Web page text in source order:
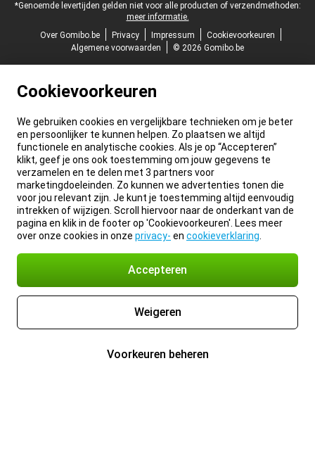
*Genoemde levertijden gelden niet voor alle producten of verzendmethoden:
meer informatie.
Over Gomibo.be
Privacy Impressum
Cookievoorkeuren
Algemene voorwaarden
© 2026 Gomibo.be
Cookievoorkeuren
We gebruiken cookies en vergelijkbare technieken om je beter
en persoonlijker te kunnen helpen. Zo plaatsen we altijd
functionele en analytische cookies. Als je op “Accepteren”
klikt, geef je ons ook toestemming om jouw gegevens te
verzamelen en te delen met 3 partners voor
marketingdoeleinden. Zo kunnen we advertenties tonen die
voor jou relevant zijn. Je kunt je toestemming altijd eenvoudig
intrekken of wijzigen. Scroll hiervoor naar de onderkant van de
pagina en klik in de footer op 'Cookievoorkeuren'. Lees meer
over onze cookies in onze privacy- en cookieverklaring
Accepteren
Weigeren
Voorkeuren beheren